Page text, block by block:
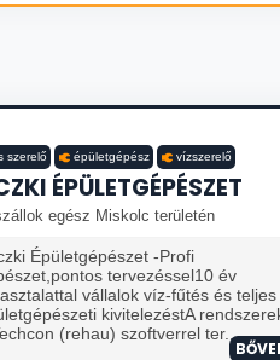
szerelő épületgépész vízszerelő
ÉPÜLETGÉPÉSZET
egész Miskolc területén
Épületgépészet -Profi
tervezéssel10 év
vállalok víz-fűtés és teljes
kivitelezéstA
(rehau) szoftverrel ter...